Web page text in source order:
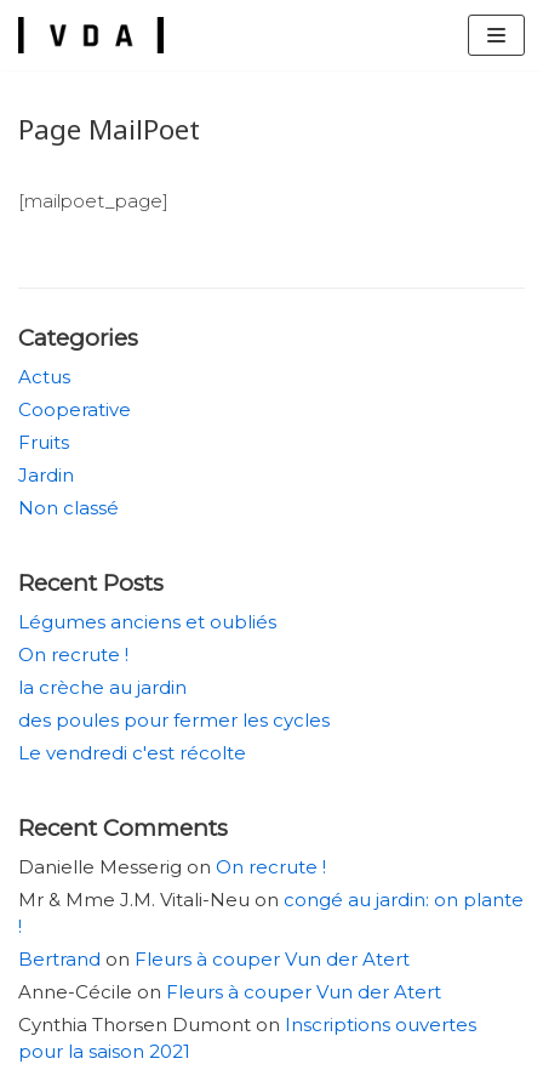
Skip
Page MailPoet
[mailpoet_page]
Categories
Actus
Cooperative
Fruits
Jardin
Non classé
Recent Posts
Légumes anciens et oubliés
On recrute !
la crèche au jardin
des poules pour fermer les cycles
Le vendredi c'est récolte
Recent Comments
Danielle Messerig on On recrute !
Mr & Mme J.M. Vitali-Neu on congé au jardin: on plante
!
Bertrand on Fleurs à couper Vun der Atert
Anne-Cécile on Fleurs à couper Vun der Atert
Cynthia Thorsen Dumont on Inscriptions ouvertes
pour la saison 2021